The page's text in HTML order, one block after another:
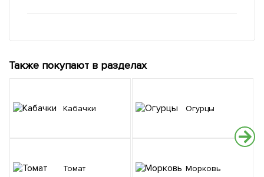
Также покупают в разделах
Кабачки
Томат
Огурцы
Морковь